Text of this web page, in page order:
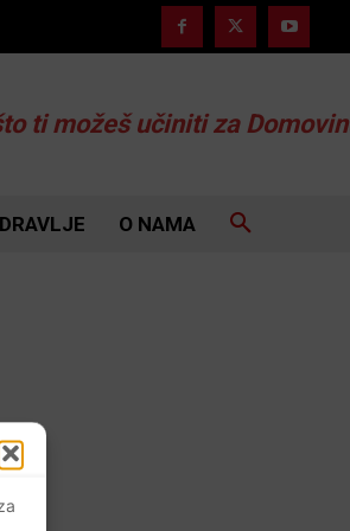
ti možeš učiniti za
O NAMA